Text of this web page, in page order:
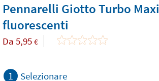
Pennarelli Giotto Turbo Maxi
fluorescenti
Da 5,95 €
1 Selezionare